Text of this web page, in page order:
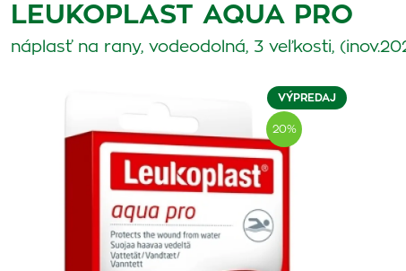
LEUKOPLAST AQUA PRO
náplasť na rany, vodeodolná, 3 veľkosti,
VÝPREDAJ
20%